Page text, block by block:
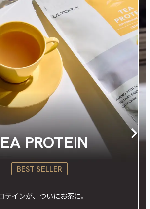
WHEY PROTEIN
RENEWAL
カラダが求めるものを、これひと